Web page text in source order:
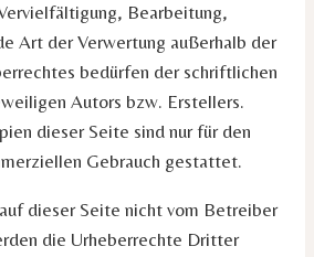
Bearbeitung,
Art der Verwertung außerhalb der
bedürfen der schriftlichen
Autors bzw. Erstellers.
dieser Seite sind nur für den
Gebrauch gestattet.
dieser Seite nicht vom Betreiber
die Urheberrechte Dritter